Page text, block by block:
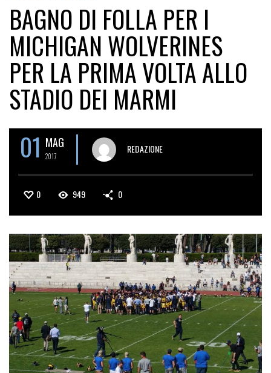
BAGNO DI FOLLA PER I
MICHIGAN WOLVERINES
PER LA PRIMA VOLTA ALLO
STADIO DEI MARMI
01 MAG
2017
REDAZIONE
0 949 0